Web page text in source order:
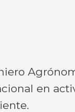
en